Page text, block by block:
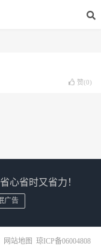
赞(0)
心省时又省力！
广告
网站地图 琼ICP备06004808